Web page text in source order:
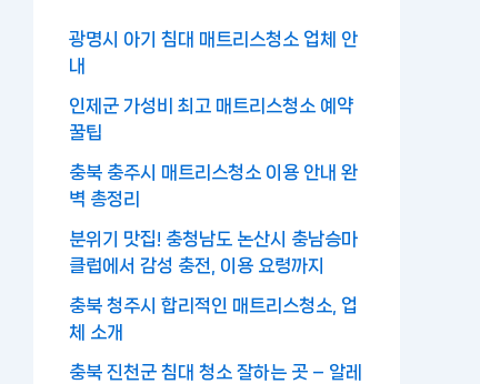
광명시 아기 침대 매트리스청소 업체 안
내
인제군 가성비 최고 매트리스청소 예약
꿀팁
충북 충주시 매트리스청소 이용 안내 완
벽 총정리
분위기 맛집! 충청남도 논산시 충남승마
클럽에서 감성 충전, 이용 요령까지
충북 청주시 합리적인 매트리스청소, 업
체 소개
충북 진천군 침대 청소 잘하는 곳 – 알레